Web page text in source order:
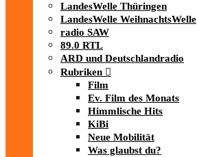
LandesWelle Thüringen
LandesWelle WeihnachtsWelle
radio SAW
89.0 RTL
ARD und Deutschlandradio
Rubriken
Film
Ev. Film des Monats
Himmlische Hits
KiBi
Neue Mobilität
Was glaubst du?